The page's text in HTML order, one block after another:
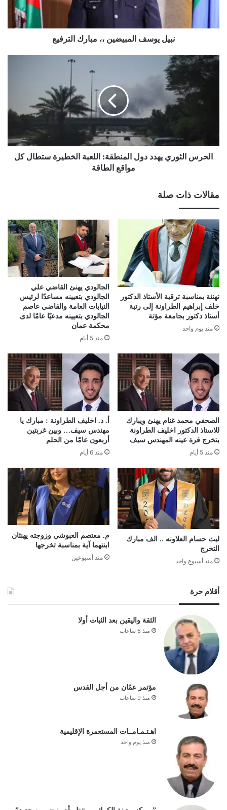
نبيل يوسف المبيضين ،، مبارك الترفيع
الحرس
الثوري
المنطقة:
كل
مواقعالحرس الثوري يهدد دول المنطقة: اللعبة الخطيرة ستطال كل
مواقع الطاقة
مقالات ذات صلة
تهنئة بمناسبة ترقية الأستاذ الدكتور
خلف إبراهيم الطراونة إلى رتبة
أستاذ دكتور بجامعة مؤتة
منذ يوم واحد
الجالودي يهنئ القاضي علي
الجالودي بتعيينه مساعدًا لرئيس
النيابات العامة والقاضي عاصم
الجالودي بتعيينه مدعيًا عامًا لدى
محكمة عمان
منذ 5 أيام
الصحفي محمد غنام يهنئ ويبارك
للاستاذ الدكتور اخليف الطراونة
بتخرج قرة عينه المهندس سيف
منذ 5 أيام
أ. د. اخليف الطراونة : مبارك يا
مهندس سيف… وبين غربتين
أربعون عامًا من الحلم
منذ 6 أيام
ليث حسام العلاونه .. الف مبارك
التخرج
منذ أسبوع واحد
م. معتصم العبوشي وزوجته يهنئان
ابنتهما آية بمناسبة تخرجها
منذ أسبوعين
أقلام حرة
الثقة واليقين بعد الثبات أولا
منذ 6 ساعات
مؤتمر عمّان من أجل القدس
منذ 9 ساعات
اهـتـمـامــات المستعمرة الإقليمية
منذ يوم واحد